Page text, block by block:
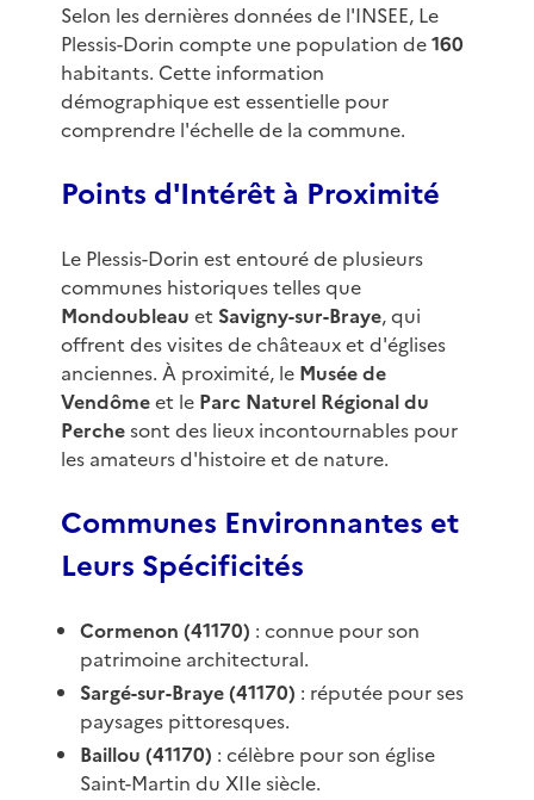
Selon les dernières données de l'INSEE, Le
Plessis-Dorin compte une population de160
habitants. Cette information
démographique est essentielle pour
comprendre l'échelle de la commune.
Points d'Intérêt à Proximité
Le Plessis-Dorin est entouré de plusieurs
communes historiques telles que
Mondoubleau et Savigny-sur-Braye, qui
offrent des visites de châteaux et d'églises
anciennes. À proximité, le Musée de
Vendômeet le Parc Naturel Régional du
Perchesont des lieux incontournables pour
les amateurs d'histoire et de nature.
Communes Environnantes et
Leurs Spécificités
Cormenon (41170) : connue pour son
patrimoine architectural.
Sargé-sur-Braye (41170) : réputée pour ses
paysages pittoresques.
Baillou (41170) : célèbre pour son église
Saint-Martin du XIIe siècle.